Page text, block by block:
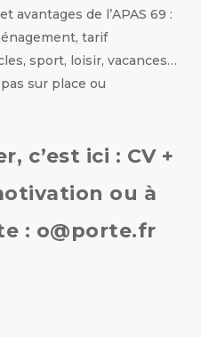
avantages de l’APAS 69 :
tarif
sport, loisir, vacances…
sur place ou
c’est ici : CV +
ou à
: o@porte.fr